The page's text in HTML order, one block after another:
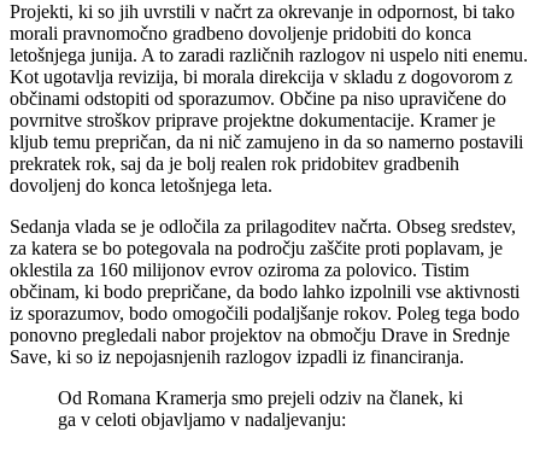
Projekti, ki so jih uvrstili v načrt za okrevanje in odpornost, bi tako
morali pravnomočno gradbeno dovoljenje pridobiti do konca
letošnjega junija. A to zaradi različnih razlogov ni uspelo niti enemu.
Kot ugotavlja revizija, bi morala direkcija v skladu z dogovorom z
občinami odstopiti od sporazumov. Občine pa niso upravičene do
povrnitve stroškov priprave projektne dokumentacije. Kramer je
kljub temu prepričan, da ni nič zamujeno in da so namerno postavili
prekratek rok, saj da je bolj realen rok pridobitev gradbenih
dovoljenj do konca letošnjega leta.
Sedanja vlada se je odločila za prilagoditev načrta. Obseg sredstev,
za katera se bo potegovala na področju zaščite proti poplavam, je
oklestila za 160 milijonov evrov oziroma za polovico. Tistim
občinam, ki bodo prepričane, da bodo lahko izpolnili vse aktivnosti
iz sporazumov, bodo omogočili podaljšanje rokov. Poleg tega bodo
ponovno pregledali nabor projektov na območju Drave in Srednje
Save, ki so iz nepojasnjenih razlogov izpadli iz financiranja.
Od Romana Kramerja smo prejeli odziv na članek, ki
ga v celoti objavljamo v nadaljevanju: